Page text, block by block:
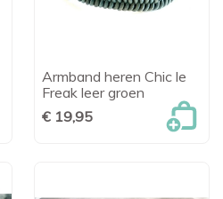
Armband heren Chic le
Freak leer groen
€ 19,95